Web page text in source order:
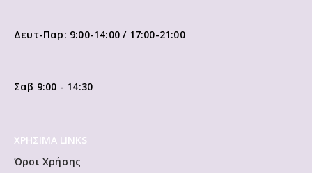
Δευτ-Παρ: 9:00-14:00 / 17:00-21:00
Σαβ 9:00 - 14:30
ΧΡΗΣΙΜΑ LINKS
Όροι Χρήσης